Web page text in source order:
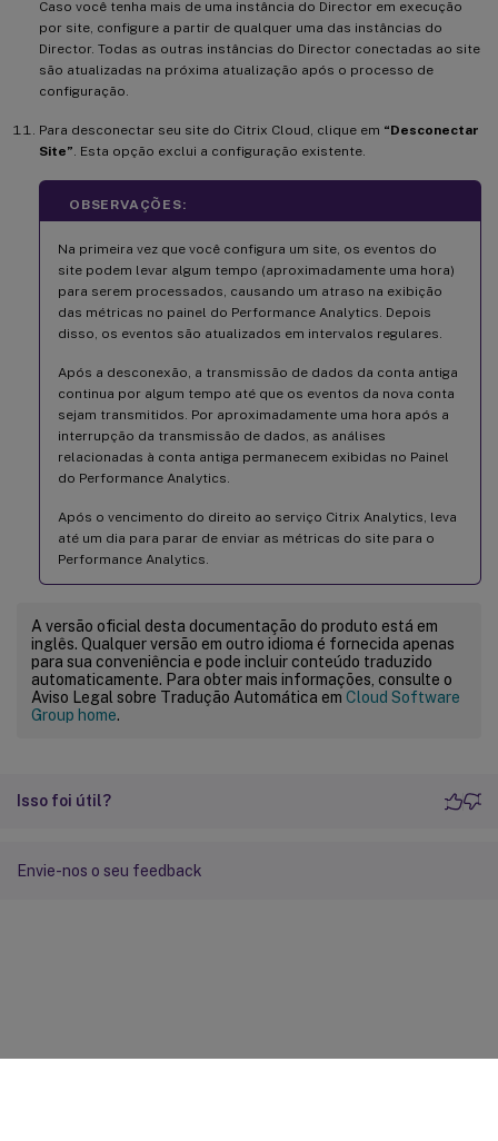
Caso você tenha mais de uma instância do Director em execução
por site, configure a partir de qualquer uma das instâncias do
Director. Todas as outras instâncias do Director conectadas ao site
são atualizadas na próxima atualização após o processo de
configuração.
Para desconectar seu site do Citrix Cloud, clique em “Desconectar
Site”. Esta opção exclui a configuração existente.
OBSERVAÇÕES:
Na primeira vez que você configura um site, os eventos do
site podem levar algum tempo (aproximadamente uma hora)
para serem processados, causando um atraso na exibição
das métricas no painel do Performance Analytics. Depois
disso, os eventos são atualizados em intervalos regulares.
Após a desconexão, a transmissão de dados da conta antiga
continua por algum tempo até que os eventos da nova conta
sejam transmitidos. Por aproximadamente uma hora após a
interrupção da transmissão de dados, as análises
relacionadas à conta antiga permanecem exibidas no Painel
do Performance Analytics.
Após o vencimento do direito ao serviço Citrix Analytics, leva
até um dia para parar de enviar as métricas do site para o
Performance Analytics.
A versão oficial desta documentação do produto está em
inglês. Qualquer versão em outro idioma é fornecida apenas
para sua conveniência e pode incluir conteúdo traduzido
automaticamente. Para obter mais informações, consulte o
Aviso Legal sobre Tradução Automática em Cloud Software
Group home.
Isso foi útil?
Envie-nos o seu feedback